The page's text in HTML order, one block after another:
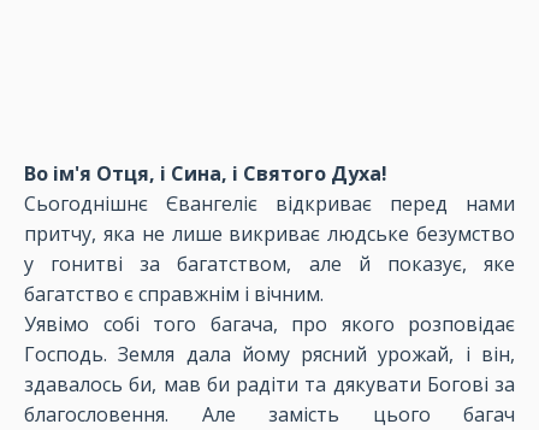
Во ім'я Отця, і Сина, і Святого Духа!
Сьогоднішнє Євангеліє відкриває перед нами
притчу, яка не лише викриває людське безумство
у гонитві за багатством, але й показує, яке
багатство є справжнім і вічним.
Уявімо собі того багача, про якого розповідає
Господь. Земля дала йому рясний урожай, і він,
здавалось би, мав би радіти та дякувати Богові за
благословення. Але замість цього багач